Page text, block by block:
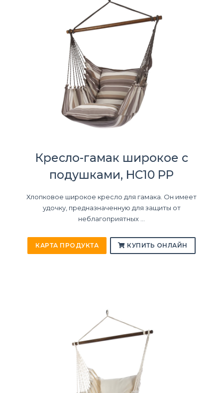
Кресло-гамак широкое с
подушками, HC10 PP
Хлопковое широкое кресло для гамака. Он имеет
удочку, предназначенную для защиты от
неблагоприятных ...
КАРТА ПРОДУКТА КУПИТЬ ОНЛАЙН